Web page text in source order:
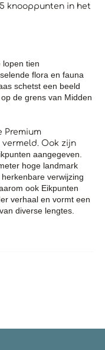
knooppunten in het
lopen tien
flora en fauna
schetst een beeld
de grens van Midden
Premium
vermeld. Ook zijn
aangegeven.
hoge landmark
verwijzing
ook Eikpunten
verhaal en vormt een
diverse lengtes.